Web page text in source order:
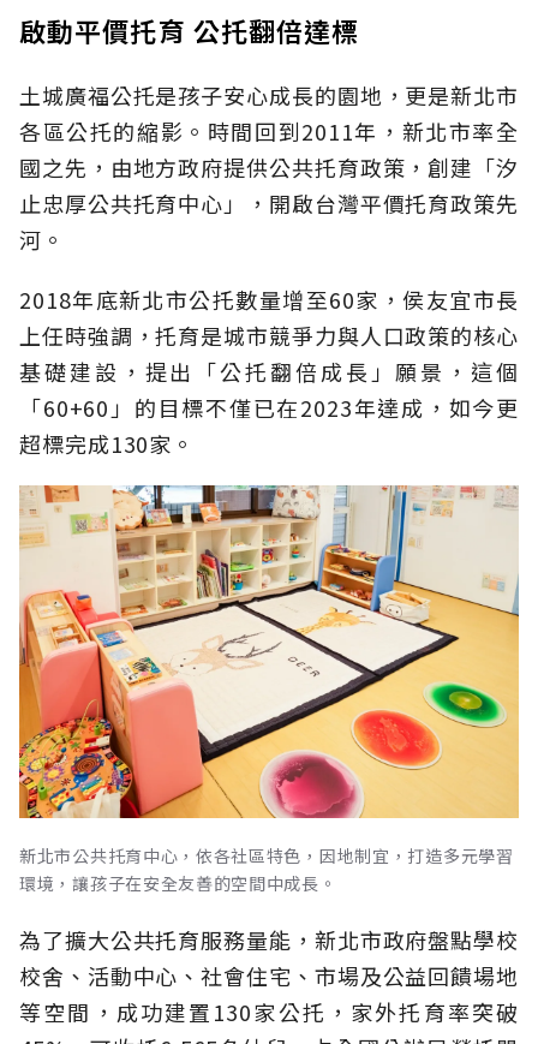
啟動平價托育 公托翻倍達標
土城廣福公托是孩子安心成長的園地，更是新北市
各區公托的縮影。時間回到2011年，新北市率全
國之先，由地方政府提供公共托育政策，創建「汐
止忠厚公共托育中心」，開啟台灣平價托育政策先
河。
2018年底新北市公托數量增至60家，侯友宜市長
上任時強調，托育是城市競爭力與人口政策的核心
基礎建設，提出「公托翻倍成長」願景，這個
「60+60」的目標不僅已在2023年達成，如今更
超標完成130家。
新北市公共托育中心，依各社區特色，因地制宜，打造多元學習
環境，讓孩子在安全友善的空間中成長。
為了擴大公共托育服務量能，新北市政府盤點學校
校舍、活動中心、社會住宅、市場及公益回饋場地
等空間，成功建置130家公托，家外托育率突破